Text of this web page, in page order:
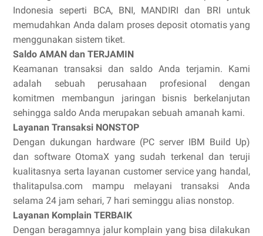
Indonesia seperti BCA, BNI, MANDIRI dan BRI untuk
memudahkan Anda dalam proses deposit otomatis yang
menggunakan sistem tiket.
Saldo AMAN dan TERJAMIN
Keamanan transaksi dan saldo Anda terjamin. Kami
adalah sebuah perusahaan profesional dengan
komitmen membangun jaringan bisnis berkelanjutan
sehingga saldo Anda merupakan sebuah amanah kami.
Layanan Transaksi NONSTOP
Dengan dukungan hardware (PC server IBM Build Up)
dan software OtomaX yang sudah terkenal dan teruji
kualitasnya serta layanan customer service yang handal,
thalitapulsa.com mampu melayani transaksi Anda
selama 24 jam sehari, 7 hari seminggu alias nonstop.
Layanan Komplain TERBAIK
Dengan beragamnya jalur komplain yang bisa dilakukan